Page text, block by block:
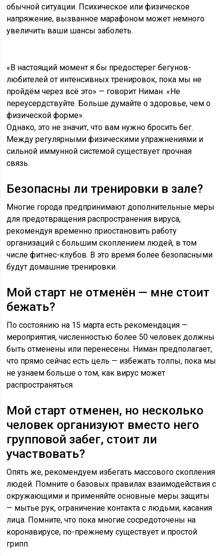
обычной ситуации. Психическое или физическое
напряжение, вызванное марафоном может немного
увеличить ваши шансы заболеть.
«В настоящий момент я бы предостерег бегунов-
любителей от интенсивных тренировок, пока мы не
пройдём через всё это» — говорит Ниман. «Не
переусердствуйте. Больше думайте о здоровье, чем о
физической форме».
Однако, это не значит, что вам нужно бросить бег.
Между регулярными физическими упражнениями и
сильной иммунной системой существует прочная
связь.
Безопасны ли тренировки в зале?
Многие города предпринимают дополнительные меры
для предотвращения распространения вируса,
рекомендуя временно приостановить работу
организаций с большим скоплением людей, в том
числе фитнес-клубов. В это время более безопасными
будут домашние тренировки.
Мой старт не отменён — мне стоит
бежать?
По состоянию на 15 марта есть рекомендация —
мероприятия, численностью более 50 человек должны
быть отменены или перенесены. Ниман предполагает,
что прямо сейчас есть цель — избежать толпы, пока мы
не узнаем больше о том, как вирус может
распространяться.
Мой старт отменен, но несколько
человек организуют вместо него
групповой забег, стоит ли
участвовать?
Опять же, рекомендуем избегать массового скопления
людей. Помните о базовых правилах взаимодействия с
окружающими и применяйте основные меры защиты
— мытье рук, ограничение контакта с людьми, касания
лица. Помните, что пока многие сосредоточены на
коронавирусе, по-прежнему существует и простой
грипп.